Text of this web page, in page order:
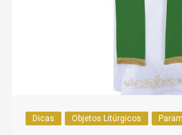
Dicas Objetos Litúrgicos